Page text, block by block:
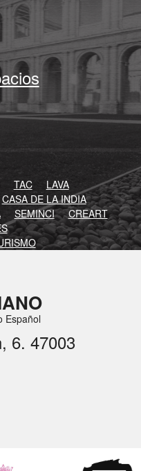
TAC
LAVA
CASA DE LA INDIA
SEMINCI
CREART
Español
6. 47003